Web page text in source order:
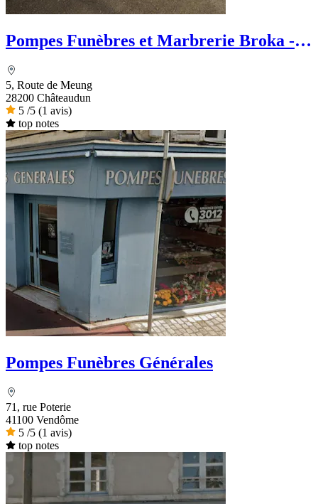
Pompes Funèbres et Marbrerie Broka -
5, Route de Meung
28200 Châteaudun
5 /5 (1 avis)
top notes
Pompes Funèbres Générales
71, rue Poterie
41100 Vendôme
5 /5 (1 avis)
top notes